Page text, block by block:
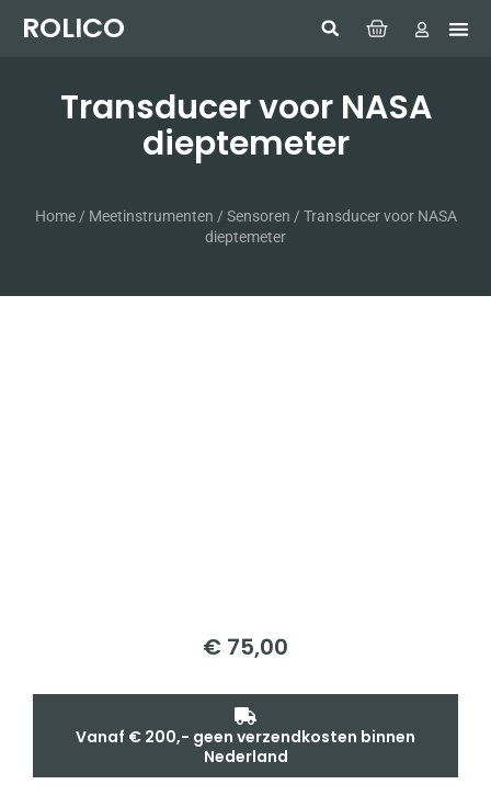
ROLICO
Transducer voor NASA
dieptemeter
Home/ Meetinstrumenten / Sensoren / Transducer voor NASA
dieptemeter
€ 75,00
Vanaf € 200,- geen verzendkosten binnen
Nederland